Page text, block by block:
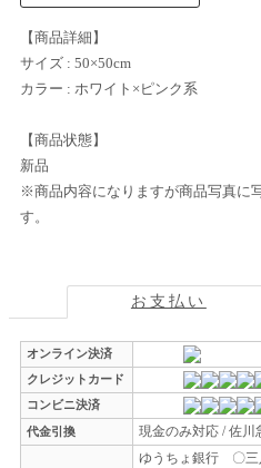
【商品詳細】
サイズ : 50×50cm
カラー : ホワイト×ピンク系
【商品状態】
新品
※商品内容になりますが商品写真に
す。
お支払い
オンライン決済
クレジットカード
コンビニ決済
代金引換
現金のみ対応 / 佐川
ゆうちょ銀行 〇三